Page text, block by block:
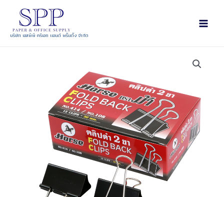
บริษัท เอสพีพี ครีเอท แอนด์ พริ้นติ้ง จำกัด